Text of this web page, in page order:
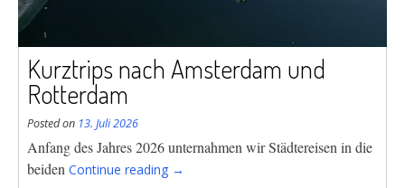
Kurztrips nach Amsterdam und
Rotterdam
Posted on 13. Juli 2026
Anfang des Jahres 2026 unternahmen wir Städtereisen in die
beiden Continue reading
“Kurztrips
→